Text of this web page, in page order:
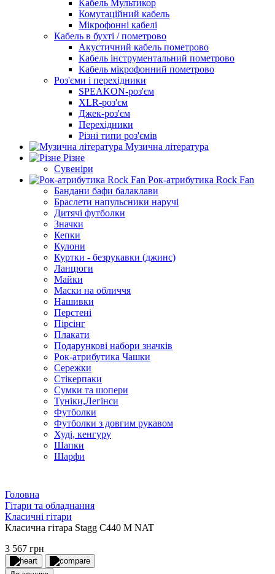
Кабель Мультикор
Комутаційний кабель
Мікрофонні кабелі
Кабель в бухті / пометрово
Акустичний кабель пометрово
Кабель інструментальний пометрово
Кабель мікрофонний пометрово
Роз'єми і перехідники
SPEAKON-роз'єм
XLR-роз'єм
Джек-роз'єм
Перехідники
Різні типи роз'ємів
Музична література
Різне
Сувеніри
Рок-атрибутика Rock Fan
Бандани бафи балаклави
Браслети напульсники наручі
Дитячі футболки
Значки
Кепки
Кулони
Куртки - безрукавки (джинс)
Ланцюги
Майки
Маски на обличчя
Нашивки
Перстені
Пірсінг
Плакати
Подарункові набори значків
Рок-атрибутика Чашки
Сережки
Стікерпаки
Сумки та шопери
Туніки,Легінси
Футболки
Футболки з довгим рукавом
Худі, кенгуру
Шапки
Шарфи
Головна
Гітари та обладнання
Класичні гітари
Класична гітара Stagg C440 M NAT
3 567 грн